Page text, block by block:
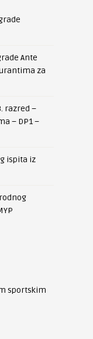
Ante
za
razred –
– DP1 –
ispita iz
sportskim